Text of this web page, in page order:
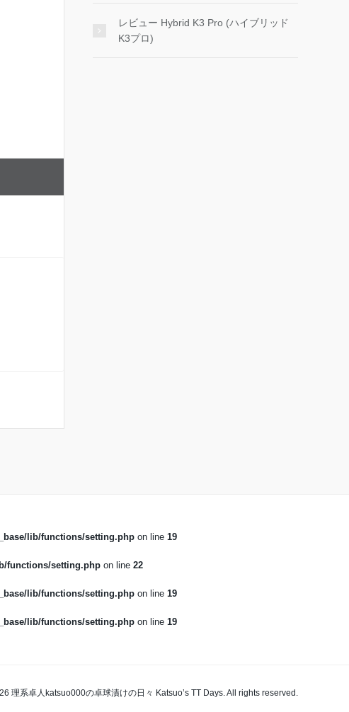
レビュー Hybrid K3 Pro (ハイブリッド
K3プロ)
lib/functions/setting.php on line 19
functions/setting.php on line 22
lib/functions/setting.php on line 19
lib/functions/setting.php on line 19
理系卓人katsuo000の卓球漬けの日々 Katsuo’s TT Days. All rights reserved.